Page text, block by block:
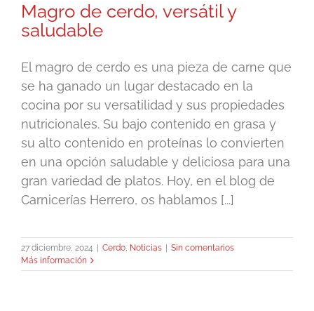
Magro de cerdo, versátil y
saludable
El magro de cerdo es una pieza de carne que
se ha ganado un lugar destacado en la
cocina por su versatilidad y sus propiedades
nutricionales. Su bajo contenido en grasa y
su alto contenido en proteínas lo convierten
en una opción saludable y deliciosa para una
gran variedad de platos. Hoy, en el blog de
Carnicerías Herrero, os hablamos [...]
27 diciembre, 2024 Cerdo, Noticias
Sin comentarios
Más información